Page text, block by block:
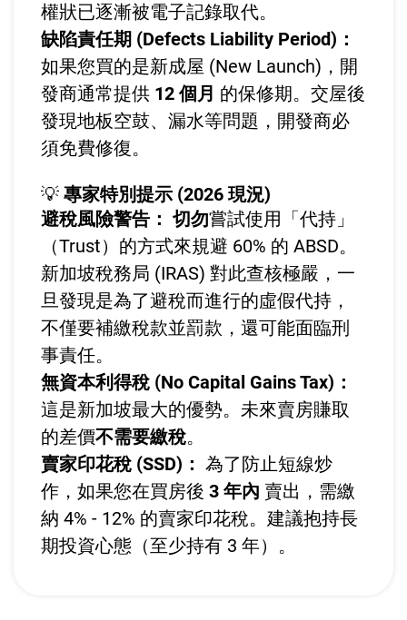
權狀已逐漸被電子記錄取代。
缺陷責任期 (Defects Liability Period)：
如果您買的是新成屋 (New Launch)，開
發商通常提供 12 個月 的保修期。交屋後
發現地板空鼓、漏水等問題，開發商必
須免費修復。
💡 專家特別提示 (2026 現況)
避稅風險警告： 切勿嘗試使用「代持」
（Trust）的方式來規避 60% 的 ABSD。
新加坡稅務局 (IRAS) 對此查核極嚴，一
旦發現是為了避稅而進行的虛假代持，
不僅要補繳稅款並罰款，還可能面臨刑
事責任。
無資本利得稅 (No Capital Gains Tax)：
這是新加坡最大的優勢。未來賣房賺取
的差價不需要繳稅。
賣家印花稅 (SSD)： 為了防止短線炒
作，如果您在買房後 3 年內 賣出，需繳
納 4% - 12% 的賣家印花稅。建議抱持長
期投資心態（至少持有 3 年）。